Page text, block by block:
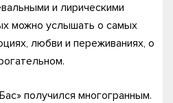
и лирическими
можно услышать о самых
любви и переживаниях, о
получился многогранным.